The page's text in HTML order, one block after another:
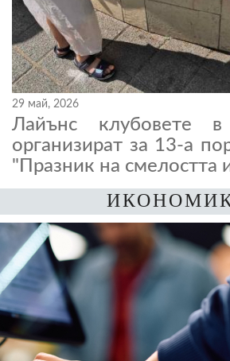
29 май, 2026
Лайънс клубовете
организират за 13-а
"Празник на смелостта